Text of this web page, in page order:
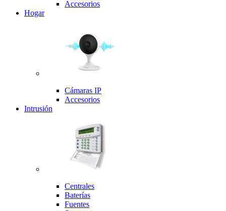
Accesorios
Hogar
Cámaras IP
Accesorios
Intrusión
Centrales
Baterías
Fuentes